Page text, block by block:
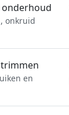
onkruid
en